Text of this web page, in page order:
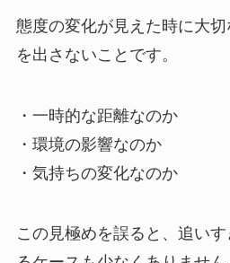
態度の変化が見えた時に大
を出さないことです。
・一時的な距離なのか
・環境の影響なのか
・気持ちの変化なのか
この見極めを誤ると、追い